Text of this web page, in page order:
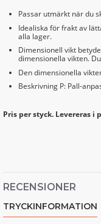
Passar utmärkt när du
Idealiska för frakt av
alla lager.
Dimensionell vikt
dimensionella vikten.
Den dimensionella
Beskrivning P: Pall-
Pris per styck. Levereras i
RECENSIONER
TRYCKINFORMATION